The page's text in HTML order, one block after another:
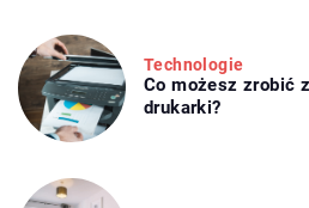
Technologie
Co możesz zrobić
drukarki?